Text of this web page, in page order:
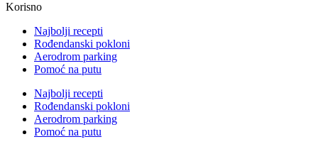
Korisno
Najbolji recepti
Rođendanski pokloni
Aerodrom parking
Pomoć na putu
Najbolji recepti
Rođendanski pokloni
Aerodrom parking
Pomoć na putu